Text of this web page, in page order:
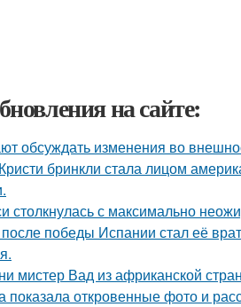
на сайте:
обсуждать изменения во
бринкли стала лицом
столкнулась с максимально
победы Испании стал её
мистер Вад из африканской
показала откровенные фото и